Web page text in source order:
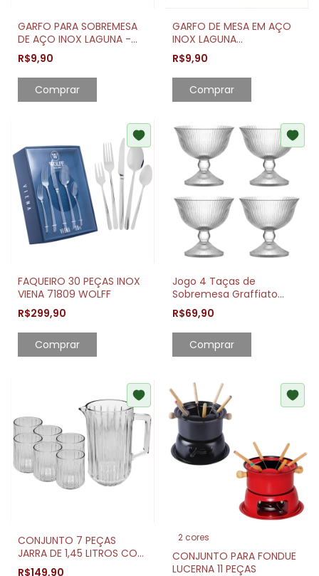
GARFO PARA SOBREMESA
DE AÇO INOX LAGUNA -
TRAMONTINA
R$9,90
Comprar
GARFO DE MESA EM AÇO
INOX LAGUNA
TRAMONTINA
R$9,90
Comprar
FAQUEIRO 30 PEÇAS INOX
VIENA 71809 WOLFF
R$299,90
Jogo 4 Taças de
Sobremesa Graffiato
200ml Vidro Elegante
R$69,90
CONJUNTO 7 PEÇAS
JARRA DE 1,45 LITROS COM
6 COPOS CRISTAL
R$149,90
2 cores
CONJUNTO PARA FONDUE
LUCERNA 11 PEÇAS